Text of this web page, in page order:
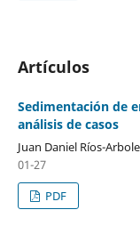
Artículos
Sedimentación de
análisis de casos
Juan Daniel Ríos-
01-27
PDF